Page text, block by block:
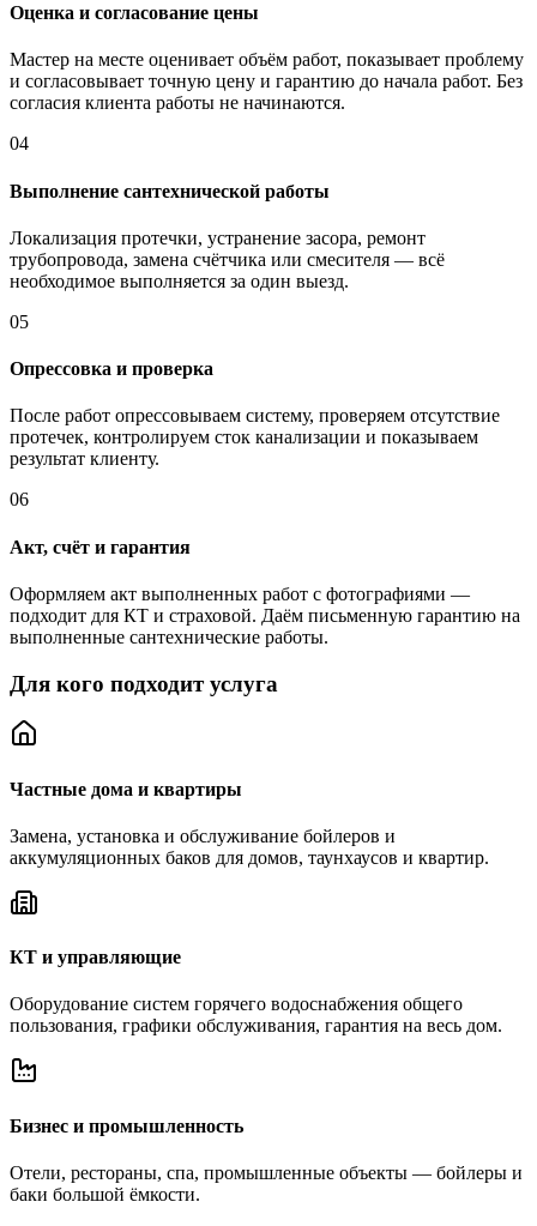
Оценка и согласование цены
Мастер на месте оценивает объём работ, показывает проблему
и согласовывает точную цену и гарантию до начала работ. Без
согласия клиента работы не начинаются.
04
Выполнение сантехнической работы
Локализация протечки, устранение засора, ремонт
трубопровода, замена счётчика или смесителя — всё
необходимое выполняется за один выезд.
05
Опрессовка и проверка
После работ опрессовываем систему, проверяем отсутствие
протечек, контролируем сток канализации и показываем
результат клиенту.
06
Акт, счёт и гарантия
Оформляем акт выполненных работ с фотографиями —
подходит для КТ и страховой. Даём письменную гарантию на
выполненные сантехнические работы.
Для кого подходит услуга
Частные дома и квартиры
Замена, установка и обслуживание бойлеров и
аккумуляционных баков для домов, таунхаусов и квартир.
КТ и управляющие
Оборудование систем горячего водоснабжения общего
пользования, графики обслуживания, гарантия на весь дом.
Бизнес и промышленность
Отели, рестораны, спа, промышленные объекты — бойлеры и
баки большой ёмкости.